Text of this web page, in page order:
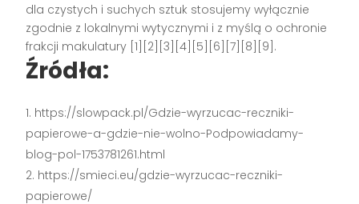
dla czystych i suchych sztuk stosujemy wyłącznie
zgodnie z lokalnymi wytycznymi i z myślą o ochronie
frakcji makulatury [1][2][3][4][5][6][7][8][9].
Źródła:
https://slowpack.pl/Gdzie-wyrzucac-reczniki-
papierowe-a-gdzie-nie-wolno-Podpowiadamy-
blog-pol-1753781261.html
https://smieci.eu/gdzie-wyrzucac-reczniki-
papierowe/